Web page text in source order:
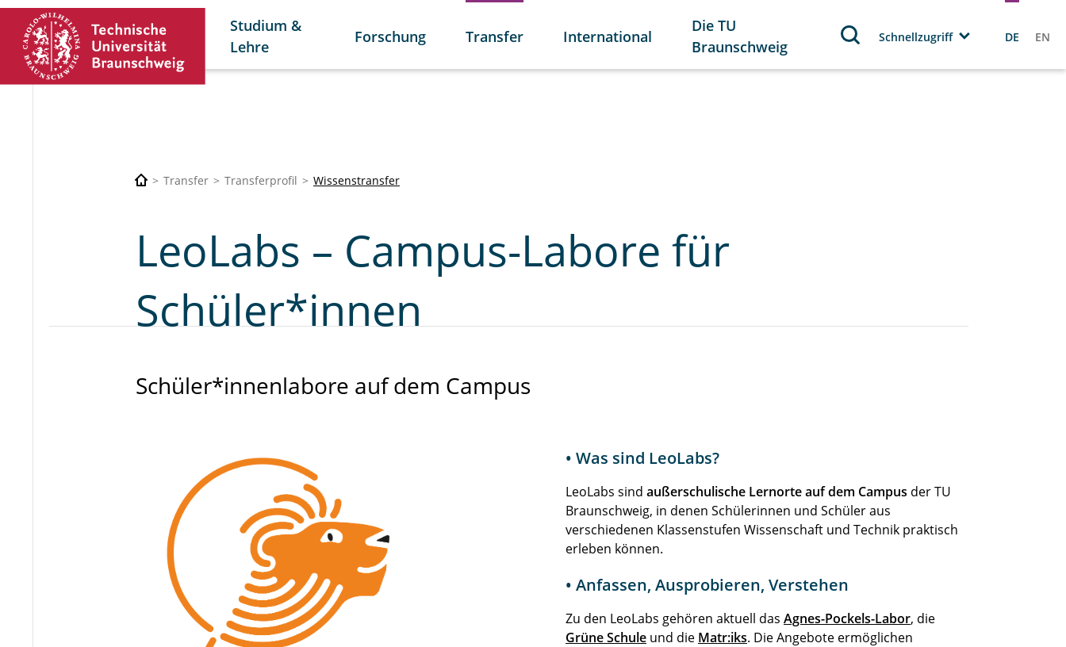
Studium &
Lehre
Forschung Transfer International
Die TU
Braunschweig
Schnellzugriff DE EN
Transfer Transferprofil Wissenstransfer
LeoLabs – Campus-Labore für
Schüler*innen
Schüler*innenlabore auf dem Campus
• Was sind LeoLabs?
LeoLabs sind außerschulische Lernorte auf dem Campus der TU
Braunschweig, in denen Schülerinnen und Schüler aus
verschiedenen Klassenstufen Wissenschaft und Technik praktisch
erleben können.
• Anfassen, Ausprobieren, Verstehen
Zu den LeoLabs gehören aktuell das Agnes-Pockels-Labor, die
Grüne Schule und die Matr:iks. Die Angebote ermöglichen